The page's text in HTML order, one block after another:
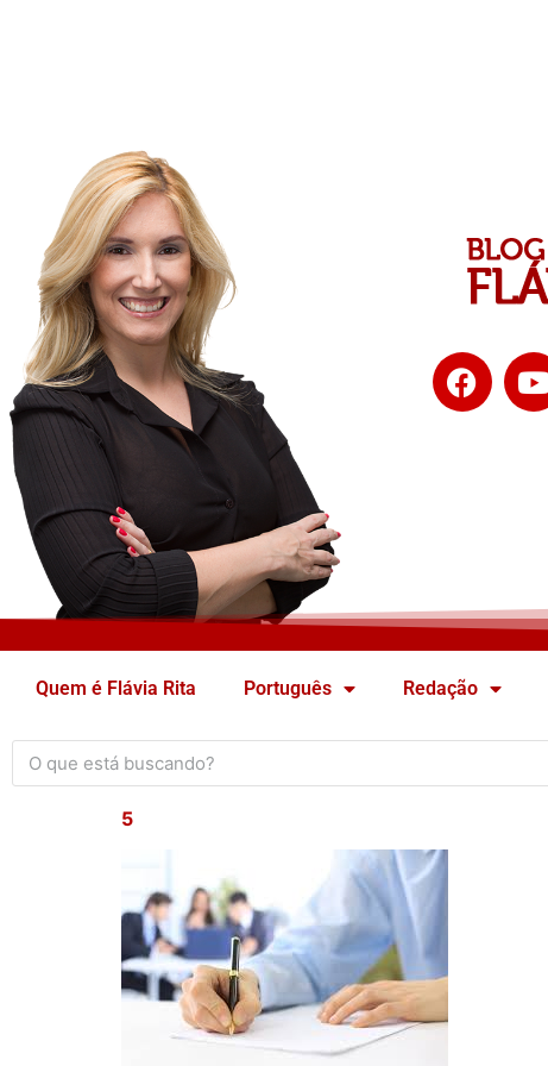
Quem é Flávia Rita Português Redação
5